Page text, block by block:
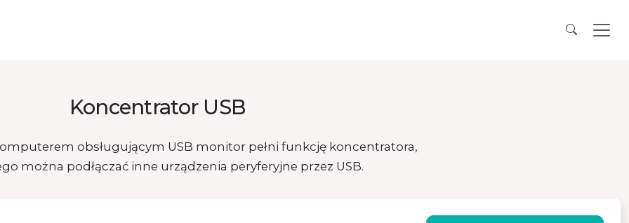
Koncentrator USB
obsługującym USB monitor pełni funkcję koncentratora,
można podłączać inne urządzenia peryferyjne przez USB.